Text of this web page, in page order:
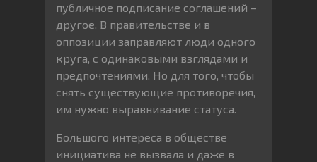
публичное подписание соглашений –
другое. В правительстве и в
оппозиции заправляют люди одного
круга, с одинаковыми взглядами и
предпочтениями. Но для того, чтобы
снять существующие противоречия,
им нужно выравнивание статуса.
Большого интереса в обществе
инициатива не вызвала и даже в